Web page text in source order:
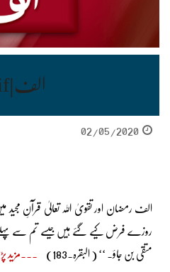
الف|Alif
02/05/2020
الف رمضان اور تقویٰ اللہ تعالیٰ قرآنِ مجید
روزے فرض کیے گئے ہیں جیسے تم سے پہلے
متقی بن جاؤ۔ ‘‘ ( البقرہ۔183) مزید